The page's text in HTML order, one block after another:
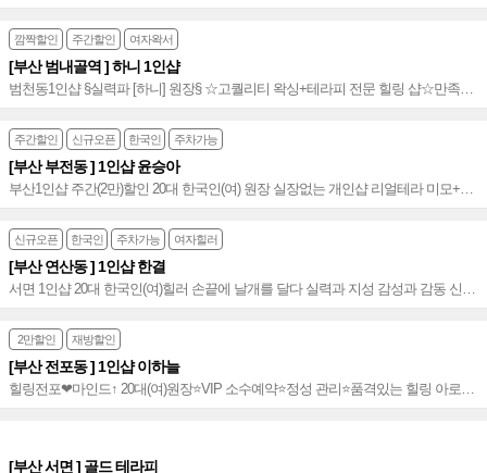
포동 아로마 부산 전포동 센슈얼 부산 전포동 마사지 부산 전포동 건마
깜짝할인 주간할인 여자왁서
[부산 범내골역 ] 하니 1인샵
범천동1인샵 §실력파 [하니] 원장§ ☆고퀄리티 왁싱+테라피 전문 힐링 샵☆만족도
높은 부산 범내골역 1인샵 [하니] 원장~*
주간할인 신규오픈 한국인 주차가능
[부산 부전동 ] 1인샵 윤승아
부산1인샵 주간(2만)할인 20대 한국인(여) 원장 실장없는 개인샵 리얼테라 미모+실
력+친절+마인드 부전동스웨디시 부전동1인샵~♥
신규오픈 한국인 주차가능 여자힐러
[부산 연산동 ] 1인샵 한결
서면 1인샵 20대 한국인(여)힐러 손끝에 날개를 달다 실력과 지성 감성과 감동 신규
오픈 재방 No.1 한결같은 감성테라피로 만족힐링~♥
2만할인 재방할인
[부산 전포동 ] 1인샵 이하늘
힐링전포❤마인드↑ 20대(여)원장⭐️VIP 소수예약⭐️정성 관리⭐️품격있는 힐링 아로마
힐⭕예약전쟁⭕➰실력파&노하우&노련함⭕왁싱╋딥티슈╋스크럽╋스웨디시╋
[부산 서면 ] 골드 테라피